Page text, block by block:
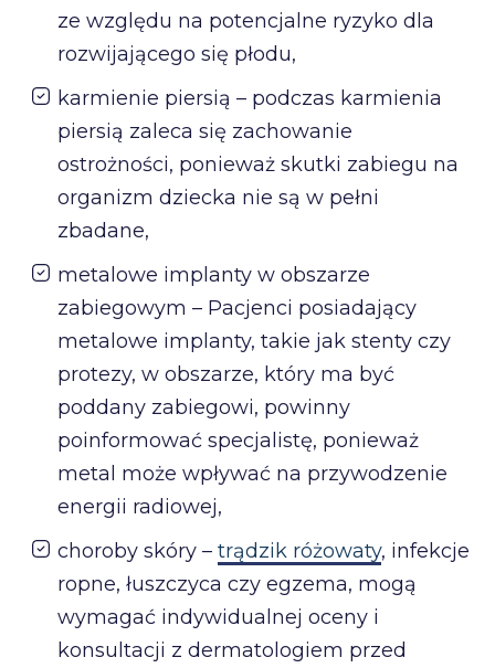
ze względu na potencjalne ryzyko dla
rozwijającego się płodu,
karmienie piersią – podczas karmienia
piersią zaleca się zachowanie
ostrożności, ponieważ skutki zabiegu na
organizm dziecka nie są w pełni
zbadane,
metalowe implanty w obszarze
zabiegowym – Pacjenci posiadający
metalowe implanty, takie jak stenty czy
protezy, w obszarze, który ma być
poddany zabiegowi, powinny
poinformować specjalistę, ponieważ
metal może wpływać na przywodzenie
energii radiowej,
choroby skóry –trądzik różowaty, infekcje
ropne, łuszczyca czy egzema, mogą
wymagać indywidualnej oceny i
konsultacji z dermatologiem przed